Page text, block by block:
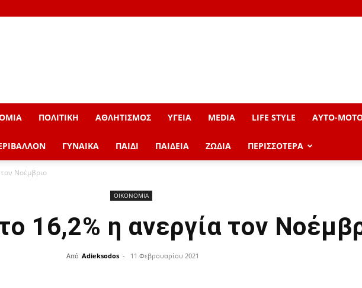
ΠΟΛΙΤΙΚΗ ΑΘΛΗΤΙΣΜΟΣ ΥΓΕΙΑ MEDIA LIFE STYLE AYTO-
ΓΥΝΑΙΚΑ ΠΑΙΔΙ ΠΑΙΔΕΙΑ ΖΩΔΙΑ ΠΕΡΙΣΣΟΤΕΡΑ
Νοέμβριο
ΟΙΚΟΝΟΜΙΑ
16,2% η ανεργία τον
Από Adieksodos - 11 Φεβρουαρίου 2021